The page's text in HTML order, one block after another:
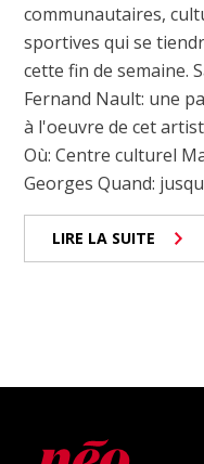
communautaires,
sportives qui se
cette fin de semaine.
Fernand Nault: une
à l'oeuvre de cet
Où: Centre culturel
Georges Quand:
LIRE LA SUITE